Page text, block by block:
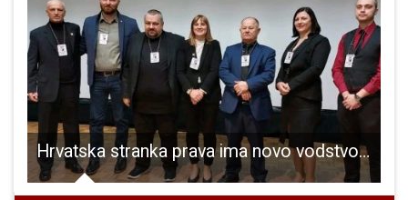
Hrvatska stranka prava ima novo vodstvo i po prvi put predsjednicu!